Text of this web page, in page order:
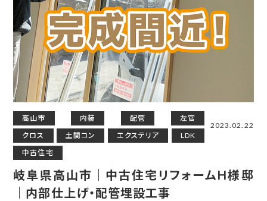
高山市 内装 配管
左官
クロス
土間コン エクステリア
LDK
中古住宅
2023.02.22
岐阜県高山市｜中古住宅リフォームH様邸
｜内部仕上げ・配管埋設工事